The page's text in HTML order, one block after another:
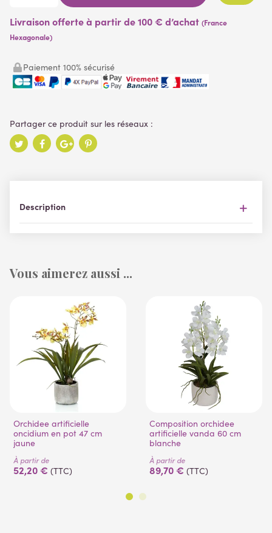
Livraison offerte à partir de 100 € d’achat (France
Hexagonale)
Paiement 100% sécurisé
Description
Vous aimerez aussi ...
Orchidee artificielle
oncidium en pot 47 cm
jaune
À partir de
52,20 € (TTC)
Composition orchidee
artificielle vanda 60 cm
blanche
À partir de
89,70 € (TTC)